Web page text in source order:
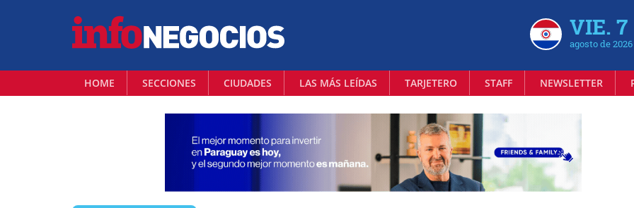
VIE. 7
agosto de 2026
HOME SECCIONES CIUDADES LAS MÁS LEÍDAS TARJETERO STAFF NEWSLETTER